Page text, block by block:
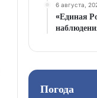
6 августа,
«Единая
Погода